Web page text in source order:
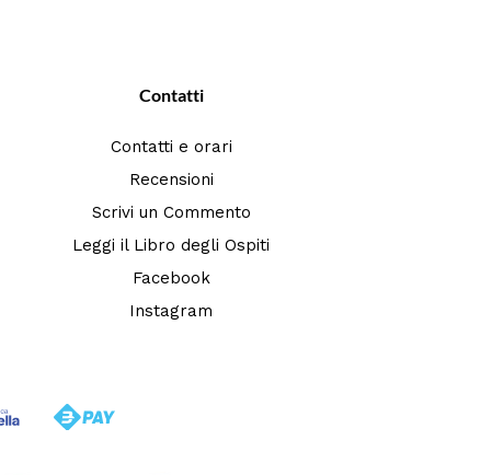
Contatti
Contatti e orari
Recensioni
Scrivi un Commento
Leggi il Libro degli Ospiti
Facebook
Instagram